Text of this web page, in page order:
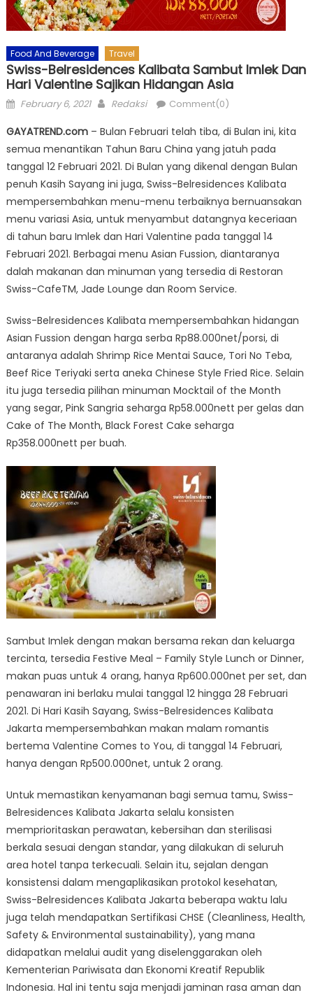
Food And Beverage Travel
Swiss-Belresidences Kalibata Sambut Imlek Dan
Hari Valentine Sajikan Hidangan Asia
Posted
February 6, 2021 Author
Redaksi Comment(0)
GAYATREND.com– Bulan Februari telah tiba, di Bulan ini, kita
semua menantikan Tahun Baru China yang jatuh pada
tanggal 12 Februari 2021. Di Bulan yang dikenal dengan Bulan
penuh Kasih Sayang ini juga, Swiss-Belresidences Kalibata
mempersembahkan menu-menu terbaiknya bernuansakan
menu variasi Asia, untuk menyambut datangnya keceriaan
di tahun baru Imlek dan Hari Valentine pada tanggal 14
Februari 2021. Berbagai menu Asian Fussion, diantaranya
dalah makanan dan minuman yang tersedia di Restoran
Swiss-CafeTM, Jade Lounge dan Room Service.
Swiss-Belresidences Kalibata mempersembahkan hidangan
Asian Fussion dengan harga serba Rp88.000net/porsi, di
antaranya adalah Shrimp Rice Mentai Sauce, Tori No Teba,
Beef Rice Teriyaki serta aneka Chinese Style Fried Rice. Selain
itu juga tersedia pilihan minuman Mocktail of the Month
yang segar, Pink Sangria seharga Rp58.000nett per gelas dan
Cake of The Month, Black Forest Cake seharga
Rp358.000nett per buah.
Sambut Imlek dengan makan bersama rekan dan keluarga
tercinta, tersedia Festive Meal – Family Style Lunch or Dinner,
makan puas untuk 4 orang, hanya Rp600.000net per set, dan
penawaran ini berlaku mulai tanggal 12 hingga 28 Februari
2021. Di Hari Kasih Sayang, Swiss-Belresidences Kalibata
Jakarta mempersembahkan makan malam romantis
bertema Valentine Comes to You, di tanggal 14 Februari,
hanya dengan Rp500.000net, untuk 2 orang.
Untuk memastikan kenyamanan bagi semua tamu, Swiss-
Belresidences Kalibata Jakarta selalu konsisten
memprioritaskan perawatan, kebersihan dan sterilisasi
berkala sesuai dengan standar, yang dilakukan di seluruh
area hotel tanpa terkecuali. Selain itu, sejalan dengan
konsistensi dalam mengaplikasikan protokol kesehatan,
Swiss-Belresidences Kalibata Jakarta beberapa waktu lalu
juga telah mendapatkan Sertifikasi CHSE (Cleanliness, Health,
Safety & Environmental sustainability), yang mana
didapatkan melalui audit yang diselenggarakan oleh
Kementerian Pariwisata dan Ekonomi Kreatif Republik
Indonesia. Hal ini tentu saja menjadi jaminan rasa aman dan